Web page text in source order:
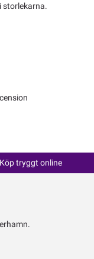
storlekarna.
tryggt online